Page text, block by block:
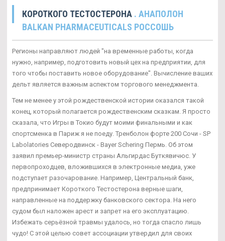
КОРОТКОГО ТЕСТОСТЕРОНА . АНАПОЛОН
BALKAN PHARMACEUTICALS РОССОШЬ
Регионы направляют людей "на временные работы, когда
нужно, например, подготовить новый цех на предприятии, для
того чтобы поставить новое оборудование". Вычисление ваших
дельт является важным аспектом торгового менеджмента.
Тем не менее у этой рождественской истории оказался такой
конец, который полагается рождественским сказкам. Я просто
сказала, что Игры в Токио будут моими финальными и как
спортсменка в Париж я не поеду. Тренболон форте 200 Сочи - SP
Labolatories Северодвинск - Bayer Schering Пермь. Об этом
заявил премьер-министр страны Альгирдас Буткявичюс. У
первопроходцев, вложившихся в электронные медиа, уже
подступает разочарование. Например, Центральный банк,
предпринимает Короткого Тестостерона верные шаги,
направленные на поддержку банковского сектора. На него
судом был наложен арест и запрет на его эксплуатацию.
Избежать серьёзной травмы удалось, но тогда спасло лишь
чудо! С этой целью совет ассоциации утвердил для своих